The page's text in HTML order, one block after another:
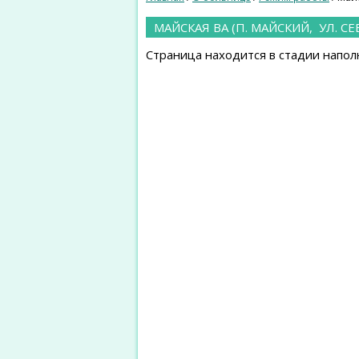
МАЙСКАЯ ВА (П. МАЙСКИЙ, УЛ.
Страница находится в стадии